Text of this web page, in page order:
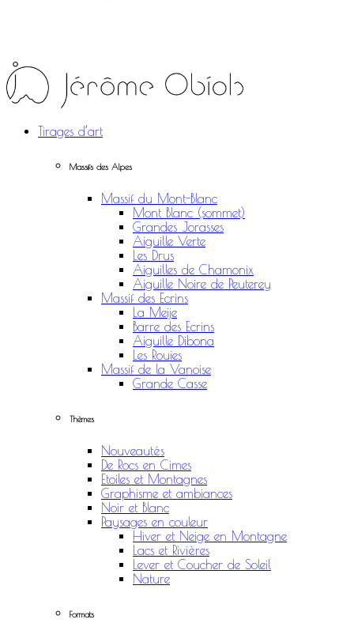
Tirages d’art
Massifs des Alpes
Massif du Mont-Blanc
Mont Blanc (sommet)
Grandes Jorasses
Aiguille Verte
Les Drus
Aiguilles de Chamonix
Aiguille Noire de Peuterey
Massif des Ecrins
La Meije
Barre des Ecrins
Aiguille Dibona
Les Rouies
Massif de la Vanoise
Grande Casse
Thèmes
Nouveautés
De Rocs en Cimes
Etoiles et Montagnes
Graphisme et ambiances
Noir et Blanc
Paysages en couleur
Hiver et Neige en Montagne
Lacs et Rivières
Lever et Coucher de Soleil
Nature
Formats